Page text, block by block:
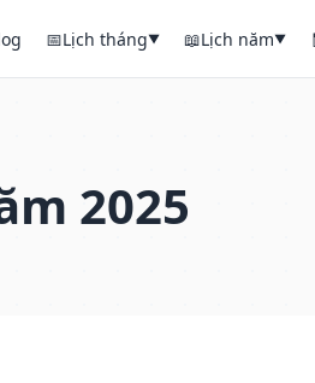
📅Lịch tháng▼ 📖Lịch năm▼
2025